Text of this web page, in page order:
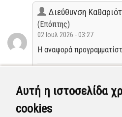
Αυτή η ιστοσελίδα
cookies
Διεύθυνση
(Επόπτης)
02 Ιουλ 2026 - 03:27
Η αναφορά